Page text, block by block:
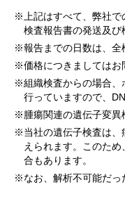
※上記はすべて、弊社で
検査報告書の発送及
※報告までの日数は、全
※価格につきましてはお
※組織検査からの場合、
行っていますので、
※腫瘍関連の遺伝子変異
※当社の遺伝子検査は、
えられます。このた
合もあります。
※なお、解析不可能だっ